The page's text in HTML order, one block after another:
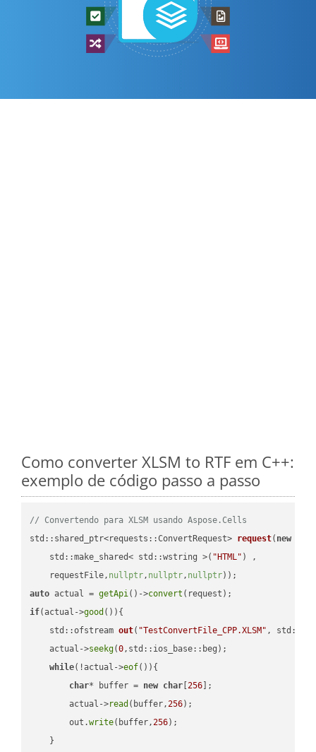
Como converter XLSM to RTF em C++:
exemplo de código passo a passo
// Convertendo para XLSM usando Aspose.Cells
std::shared_ptr<requests::ConvertRequest> request( new
    std::make_shared< std::wstring >(
"HTML" ) ,
    requestFile,
nullptr, nullptr, nullptr))
auto actual = getApi()->convert
if(actual->good ()){
std::ofstream out( "TestConvertFile_CPP.XLSM" ,
    actual->
seekg(0,std::ios_base::beg);
while(!actual->eof()){
char* buffer = new char [256 ];
        actual->
read (buffer,256);
        out.
write(buffer,256);
    }